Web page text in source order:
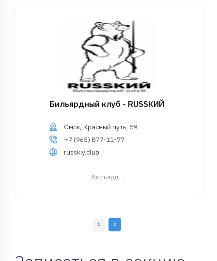
Бильярдный клуб - RUSSКИЙ
Омск, Красный путь, 59
+7 (965) 877-11-77
russkiy.club
Бильярд; ...
1 2